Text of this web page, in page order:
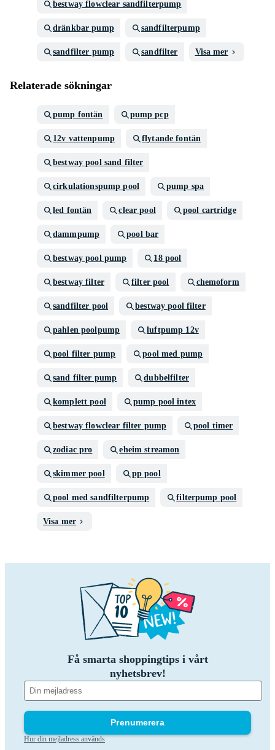
bestway flowclear sandfilterpump
dränkbar pump sandfilterpump
sandfilter pump sandfilter Visa mer
Relaterade sökningar
pump fontän pump pcp
12v vattenpump flytande fontän
bestway pool sand filter
cirkulationspump pool pump spa
led fontän clear pool pool cartridge
dammpump pool bar
bestway pool pump 18 pool
bestway filter filter pool chemoform
sandfilter pool bestway pool filter
pahlen poolpump luftpump 12v
pool filter pump pool med pump
sand filter pump dubbelfilter
komplett pool pump pool intex
bestway flowclear filter pump pool timer
zodiac pro eheim streamon
skimmer pool pp pool
pool med sandfilterpump filterpump pool
Visa mer
Få smarta shoppingtips i vårt
nyhetsbrev!
Prenumerera
Hur din mejladress används